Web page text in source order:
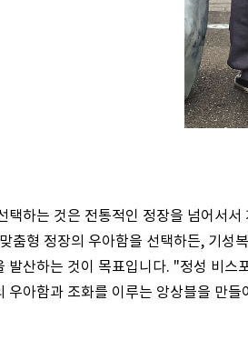
택하는 것은 전통적인 정장을 넘어서
춤형 정장의 우아함을 선택하든, 기성
발산하는 것이 목표입니다. "정성 비스
우아함과 조화를 이루는 앙상블을 만들